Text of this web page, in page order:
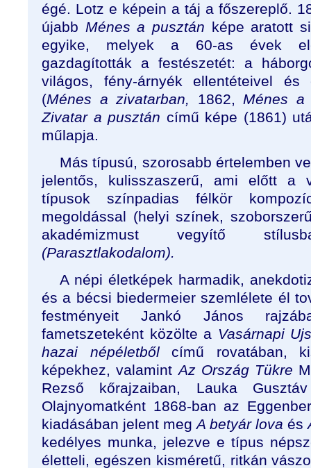
égé. Lotz e képein a táj a főszereplő.
újabb Ménes a pusztán képe aratott
egyike, melyek a 60-as évek
gazdagították a festészetét: a
világos, fény-árnyék ellentéteivel és
(Ménes a zivatarban, 1862, Ménes
Zivatar a pusztán című képe (1861)
műlapja.
Más típusú, szorosabb értelemben
jelentős, kulisszaszerű, ami előtt a
típusok színpadias félkör
megoldással (helyi színek,
akadémizmust vegyítő
(Parasztlakodalom).
A népi életképek harmadik,
és a bécsi biedermeier szemlélete él
festményeit Jankó János
fametszeteként közölte a Vasárnapi
hazai népéletbőlcímű rovatában,
képekhez, valamintAz Ország Tükre
Rezső kőrajzaiban, Lauka
Olajnyomatként 1868-ban az
kiadásában jelent megA betyár lova és
kedélyes munka, jelezve e típus
életteli, egészen kisméretű, ritkán